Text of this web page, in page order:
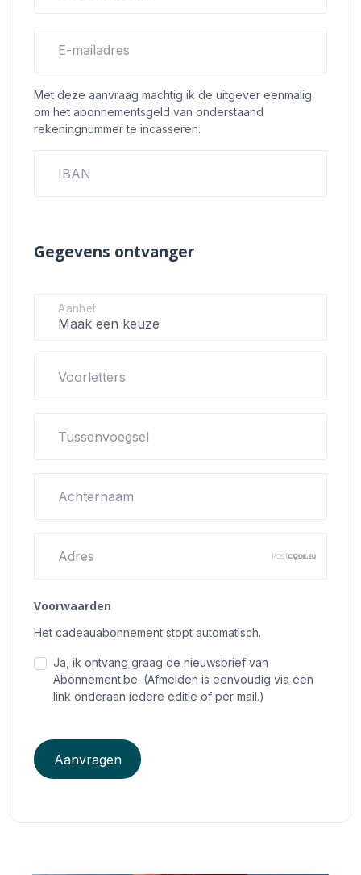
E-mailadres
Met deze aanvraag machtig ik de uitgever eenmalig
om het abonnementsgeld van onderstaand
rekeningnummer te incasseren.
IBAN
Gegevens ontvanger
Aanhef
Voorletters
Tussenvoegsel
Achternaam
Adres
Voorwaarden
Het cadeauabonnement stopt automatisch.
Ja, ik ontvang graag de nieuwsbrief van
Abonnement.be. (Afmelden is eenvoudig via een
link onderaan iedere editie of per mail.)
Aanvragen